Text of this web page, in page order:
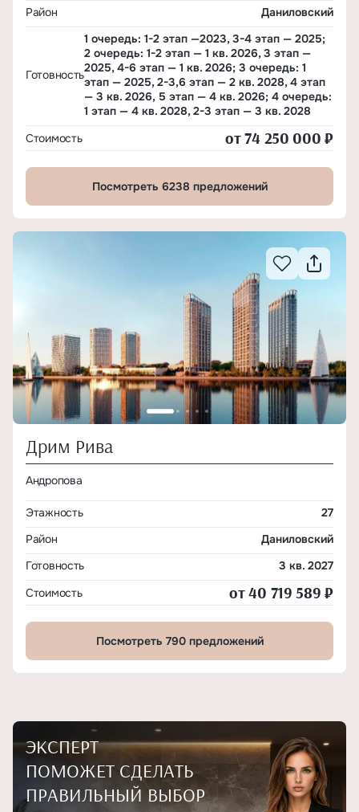
Район Даниловский
Готовность
1 очередь: 1-2 этап —2023, 3-4 этап — 2025;
2 очередь: 1-2 этап — 1 кв. 2026, 3 этап —
2025, 4-6 этап — 1 кв. 2026; 3 очередь: 1
этап — 2025, 2-3,6 этап — 2 кв. 2028, 4 этап
— 3 кв. 2026, 5 этап — 4 кв. 2026; 4 очередь:
1 этап — 4 кв. 2028, 2-3 этап — 3 кв. 2028
Стоимость
от 74 250 000 ₽
Посмотреть 6238 предложений
Дрим Рива
Андропова
Этажность
27
Район
Даниловский
Готовность
3 кв. 2027
Стоимость
от 40 719 589 ₽
Посмотреть 790 предложений
ЭКСПЕРТ
ПОМОЖЕТ СДЕЛАТЬ
ПРАВИЛЬНЫЙ ВЫБОР